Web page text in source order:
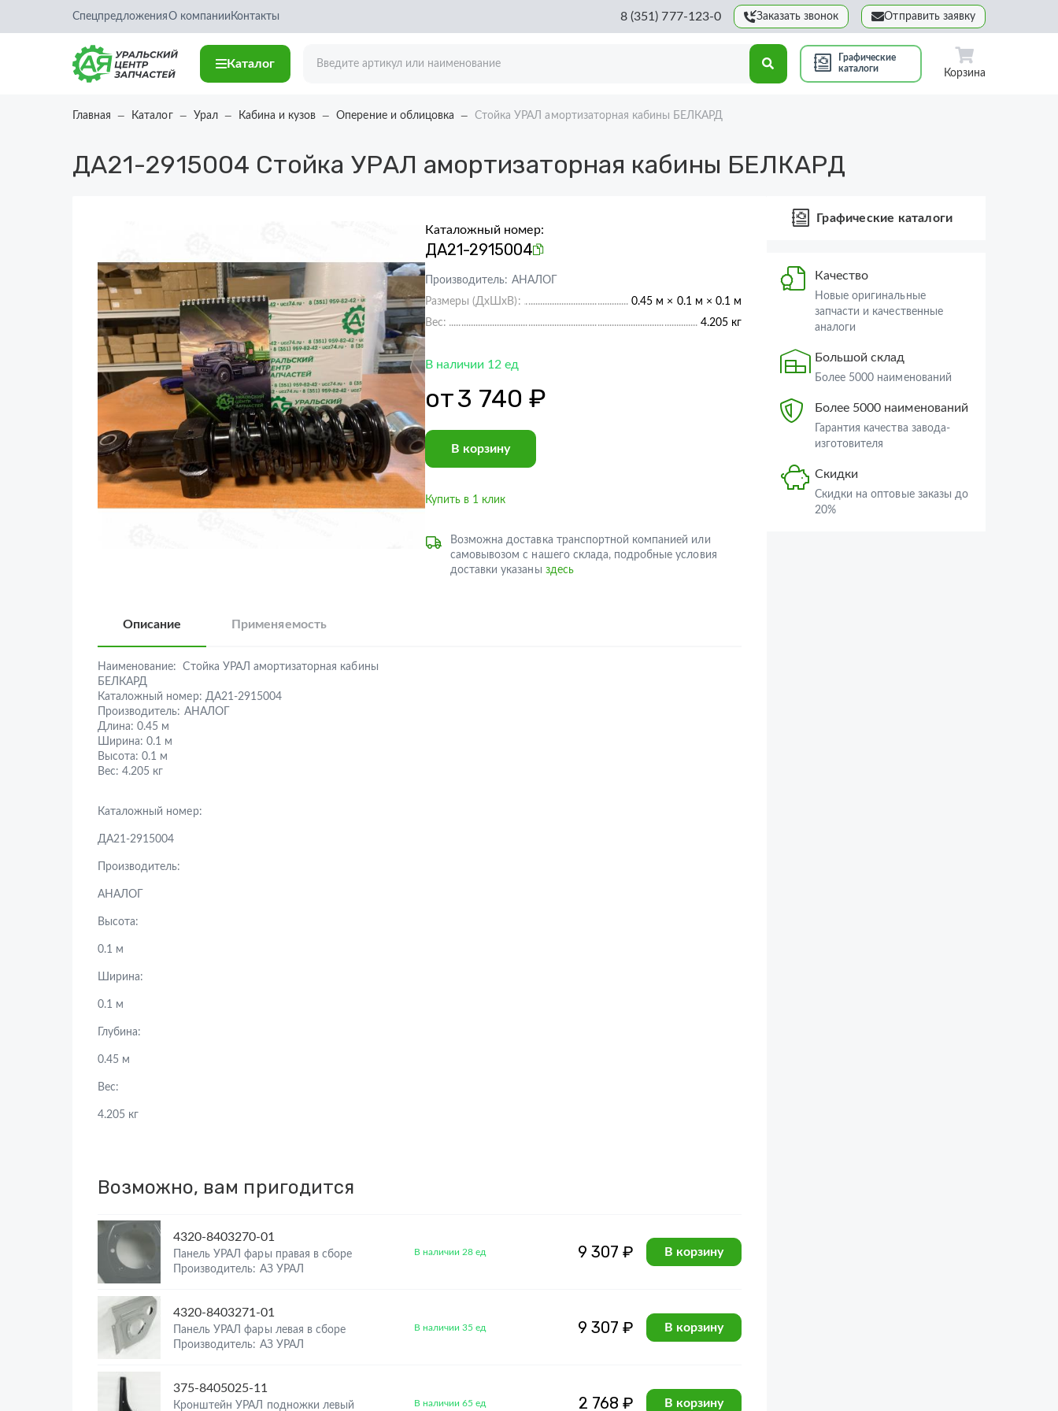
СпецпредложенияО компании Контакты 8 (351) 777-123-0 Заказать звонок Отправить заявку
Каталог
Графические
каталоги
Корзина
Главная Каталог Урал Кабина и кузов Оперение и облицовка Стойка УРАЛ амортизаторная кабины БЕЛКАРД
ДА21-2915004 Стойка УРАЛ амортизаторная кабины БЕЛКАРД
Каталожный номер:
ДА21-2915004
Производитель: АНАЛОГ
Размеры (ДхШхВ):
0.45 м × 0.1 м × 0.1 м
Вес:
4.205 кг
В наличии 12 ед
от3 740 ₽
В корзину
Купить в 1 клик
Возможна доставка транспортной компанией или
самовывозом с нашего склада, подробные условия
доставки указаны здесь
Описание Применяемость
Наименование:
Стойка УРАЛ амортизаторная кабины
БЕЛКАРД
Каталожный номер: ДА21-2915004
Производитель: АНАЛОГ
Длина: 0.45 м
Ширина: 0.1 м
Высота: 0.1 м
Вес: 4.205 кг
Каталожный номер:
ДА21-2915004
Производитель:
АНАЛОГ
Высота:
0.1 м
Ширина:
0.1 м
Глубина:
0.45 м
Вес:
4.205 кг
Возможно, вам пригодится
4320-8403270-01
Панель УРАЛ фары правая в сборе
Производитель: АЗ УРАЛ
В наличии 28 ед 9 307 ₽ В корзину
4320-8403271-01
Панель УРАЛ фары левая в сборе
Производитель: АЗ УРАЛ
В наличии 35 ед 9 307 ₽ В корзину
375-8405025-11
Кронштейн УРАЛ подножки левый
В наличии 65 ед 2 768 ₽ В корзину
Графические каталоги
Качество
Новые оригинальные
запчасти и качественные
аналоги
Большой склад
Более 5000 наименований
Более 5000 наименований
Гарантия качества завода-
изготовителя
Скидки
Скидки на оптовые заказы до
20%